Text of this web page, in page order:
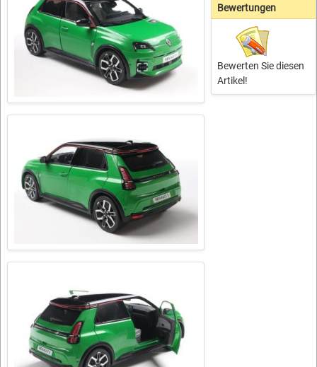
Bewertungen
Bewerten Sie diesen
Artikel!